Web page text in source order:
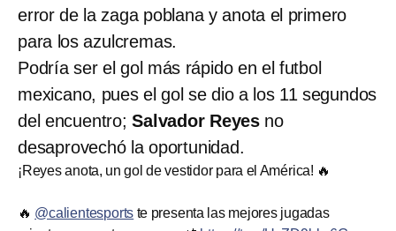
error de la zaga poblana y anota el primero
para los azulcremas.
Podría ser el gol más rápido en el futbol
mexicano, pues el gol se dio a los 11 segundos
del encuentro;Salvador Reyes no
desaprovechó la oportunidad.
¡Reyes anota, un gol de vestidor para el América! 🔥
🔥 @calientesports te presenta las mejores jugadas